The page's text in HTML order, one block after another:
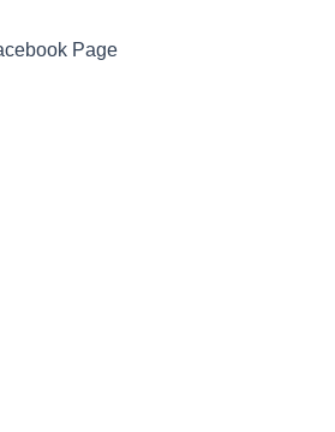
Page